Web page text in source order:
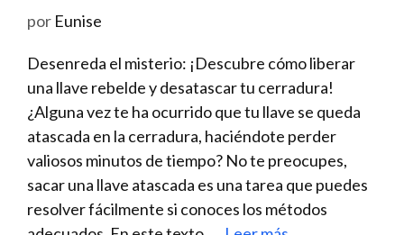
por Eunise
Desenreda el misterio: ¡Descubre cómo liberar
una llave rebelde ​y ⁢desatascar tu cerradura!
¿Alguna vez te ha ocurrido ‍que tu llave se queda
atascada en la cerradura, haciéndote perder
valiosos minutos de tiempo? No te ⁤preocupes,
sacar una llave atascada es una⁣ tarea que puedes
resolver fácilmente⁤ si conoces los métodos